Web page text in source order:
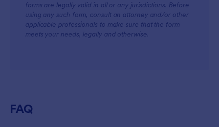
forms are legally valid in all or any jurisdictions. Before
using any such form, consult an attorney and/or other
applicable professionals to make sure that the form
meets your needs, legally and otherwise.
FAQ